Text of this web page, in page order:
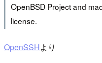
OpenBSD Project and
license.
OpenSSHより